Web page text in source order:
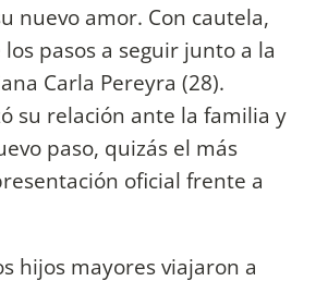
nuevo amor. Con cautela,
pasos a seguir junto a la
Carla Pereyra (28).
su relación ante la familia y
paso, quizás el más
oficial frente a
hijos mayores viajaron a